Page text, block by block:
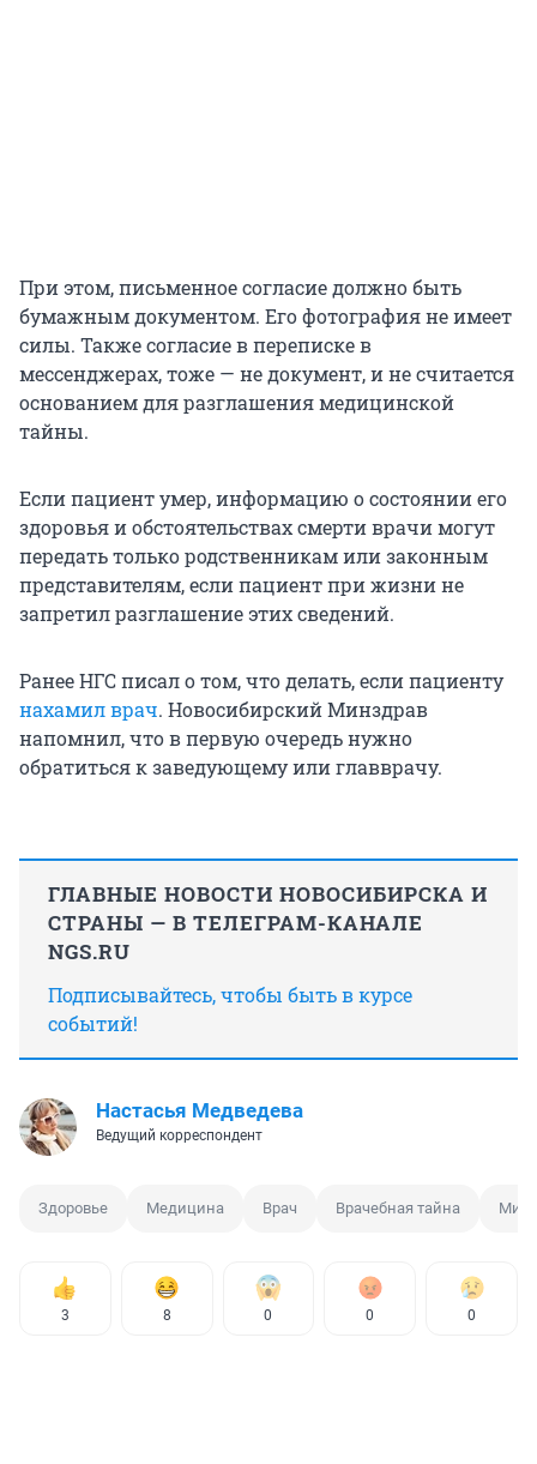
При этом, письменное согласие должно быть
бумажным документом. Его фотография не имеет
силы. Также согласие в переписке в
мессенджерах, тоже — не документ, и не считается
основанием для разглашения медицинской
тайны.
Если пациент умер, информацию о состоянии его
здоровья и обстоятельствах смерти врачи могут
передать только родственникам или законным
представителям, если пациент при жизни не
запретил разглашение этих сведений.
Ранее НГС писал о том, что делать, если пациенту
нахамил врач. Новосибирский Минздрав
напомнил, что в первую очередь нужно
обратиться к заведующему или главврачу.
ГЛАВНЫЕ НОВОСТИ НОВОСИБИРСКА И
СТРАНЫ — В ТЕЛЕГРАМ-КАНАЛЕ
NGS.RU
Подписывайтесь, чтобы быть в курсе
событий!
Настасья Медведева
Ведущий корреспондент
Здоровье Медицина Врач Врачебная тайна
3 8 0 0 0